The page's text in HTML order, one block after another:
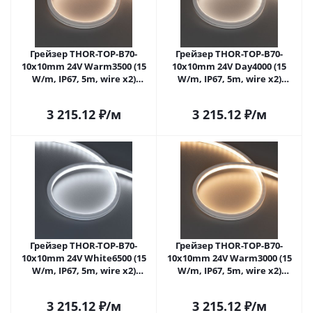
Грейзер THOR-TOP-B70-
10x10mm 24V Warm3500 (15
W/m, IP67, 5m, wire x2)
3 215.12₽/м
Грейзер THOR-TOP-B70-
10x10mm 24V Day4000 (15
W/m, IP67, 5m, wire x2)
3 215.12₽/м
Грейзер THOR-TOP-B70-
10x10mm 24V White6500 (15
W/m, IP67, 5m, wire x2)
3 215.12₽/м
Грейзер THOR-TOP-B70-
10x10mm 24V Warm3000 (15
W/m, IP67, 5m, wire x2)
3 215.12₽/м